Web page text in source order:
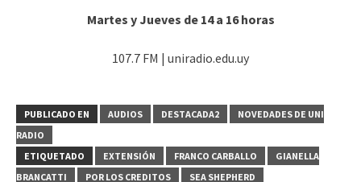
Martes y Jueves de 14 a 16 horas
107.7 FM | uniradio.edu.uy
PUBLICADO EN AUDIOS DESTACADA2
NOVEDADES DE UNI
RADIO
ETIQUETADO
EXTENSIÓN FRANCO CARBALLO
GIANELLA
BRANCATTI
POR LOS CREDITOS SEA SHEPHERD